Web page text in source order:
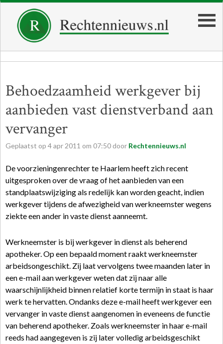
Behoedzaamheid werkgever bij
aanbieden vast dienstverband aan
vervanger
Geplaatst op 4apr 2011 om 07:50 door Rechtennieuws.nl
De voorzieningenrechter te Haarlem heeft zich recent
uitgesproken over de vraag of het aanbieden van een
standplaatswijziging als redelijk kan worden geacht, indien
werkgever tijdens de afwezigheid van werkneemster wegens
ziekte een ander in vaste dienst aanneemt.
Werkneemster is bij werkgever in dienst als beherend
apotheker. Op een bepaald moment raakt werkneemster
arbeidsongeschikt. Zij laat vervolgens twee maanden later in
een e-mail aan werkgever weten dat zij naar alle
waarschijnlijkheid binnen relatief korte termijn in staat is haar
werk te hervatten. Ondanks deze e-mail heeft werkgever een
vervanger in vaste dienst aangenomen in eveneens de functie
van beherend apotheker. Zoals werkneemster in haar e-mail
reeds had aangegeven is zij later volledig arbeidsgeschikt